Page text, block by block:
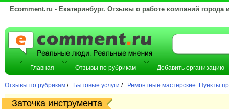
Ecomment.ru - Екатеринбург. Отзывы о работе компаний города
Главная Отзывы по рубрикам Добавить организацию
Отзывы по рубрикам / Бытовые услуги / Ремонтные мастерские. Пункты
Заточка инструмента